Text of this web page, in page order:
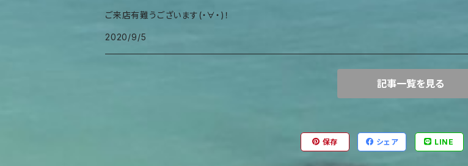
ご来店有難うございます(・∀・)！
2020/9/5
記事一覧を見る
保存 シェア LINE